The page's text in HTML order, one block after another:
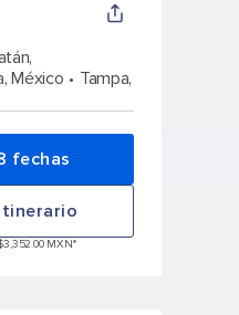
México
Tampa,
fechas
MXN*